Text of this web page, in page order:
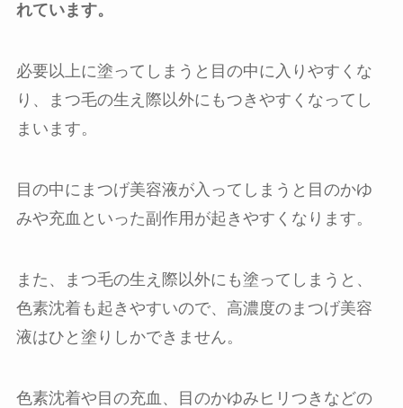
れています。
必要以上に塗ってしまうと目の中に入りやすくな
り、まつ毛の生え際以外にもつきやすくなってし
まいます。
目の中にまつげ美容液が入ってしまうと目のかゆ
みや充血といった副作用が起きやすくなります。
また、まつ毛の生え際以外にも塗ってしまうと、
色素沈着も起きやすいので、高濃度のまつげ美容
液はひと塗りしかできません。
色素沈着や目の充血、目のかゆみヒリつきなどの